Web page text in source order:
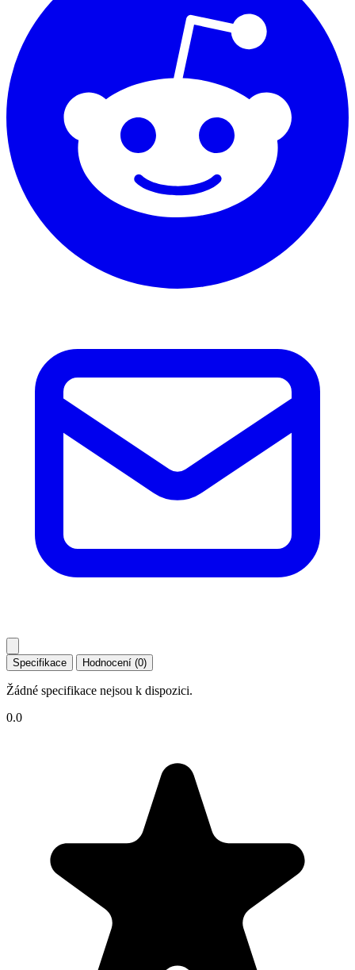
Specifikace Hodnocení (0)
Žádné specifikace nejsou k dispozici.
0.0